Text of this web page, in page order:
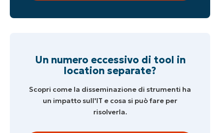
Un numero eccessivo di tool in
location separate?
Scopri come la disseminazione di strumenti ha
un impatto sull'IT e cosa si può fare per
risolverla.